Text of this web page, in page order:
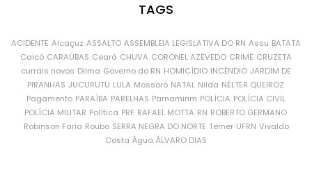
TAGS
ACIDENTE Alcaçuz ASSALTO ASSEMBLEIA LEGISLATIVA DO RN Assu BATATA
Caicó CARAÚBAS Ceará CHUVA CORONEL AZEVEDO CRIME CRUZETA
currais novos Dilma Governo do RN HOMICÍDIO INCÊNDIO JARDIM DE
PIRANHAS JUCURUTU LULA Mossoró NATAL Nilda NÉLTER QUEIROZ
Pagamento PARAÍBA PARELHAS Parnamirim POLÍCIA POLÍCIA CIVIL
POLÍCIA MILITAR Política PRF RAFAEL MOTTA RN ROBERTO GERMANO
Robinson Faria Roubo SERRA NEGRA DO NORTE Temer UFRN Vivaldo
Costa Água ÁLVARO DIAS